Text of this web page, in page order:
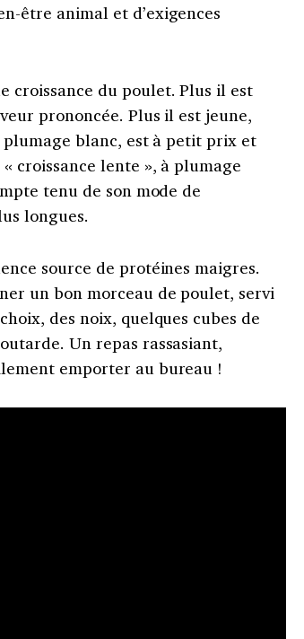
être animal et d’exigences
croissance du poulet. Plus il est
prononcée. Plus il est jeune,
blanc, est à petit prix et
croissance lente », à plumage
tenu de son mode de
longues.
source de protéines maigres.
un bon morceau de poulet, servi
des noix, quelques cubes de
Un repas rassasiant,
emporter au bureau !